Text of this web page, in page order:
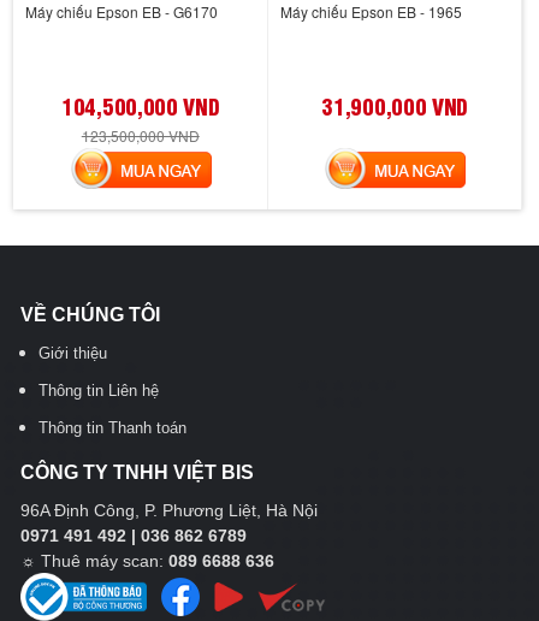
Máy chiếu Epson EB - G6170
104,500,000 VND
123,500,000 VND
MUA NGAY
Máy chiếu Epson EB - 1965
31,900,000 VND
MUA NGAY
VỀ CHÚNG TÔI
Giới thiệu
Thông tin Liên hệ
Thông tin Thanh toán
CÔNG TY TNHH VIỆT BIS
96A Định Công, P. Phương Liệt, Hà Nội
0971 491 492 | 036 862 6789
☼ Thuê máy scan: 089 6688 636